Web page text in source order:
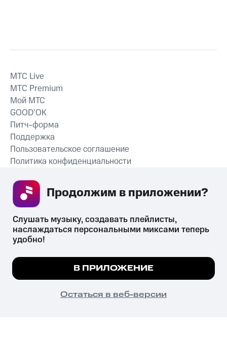
СКАЧАТЬ ПРИЛОЖЕНИЕ
MTС Live
MTС Premium
Мой МТС
GOOD’OK
Питч-форма
Поддержка
Пользовательское соглашение
Политика конфиденциальности
психотропных веществ, их аналогов причиняет вред здоровью,
их незаконный оборот запрещён и влечёт установленную
законодательством ответственность.
© 2026 ООО «КИОН».
Все права защищены
Мы используем куки, чтобы на сайте все
Подробнее
ПОНЯТНО
Слушать музыку, создавать плейлисты,
наслаждаться персональными миксами теперь
удобно!
В ПРИЛОЖЕНИЕ
Остаться в веб-версии